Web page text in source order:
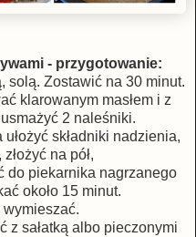
- przygotowanie:
solą. Zostawić na 30 minut.
klarowanym masłem i z
2 naleśniki.
składniki nadzienia,
na pół,
do piekarnika nagrzanego
około 15 minut.
wymieszać.
z sałatką albo pieczonymi